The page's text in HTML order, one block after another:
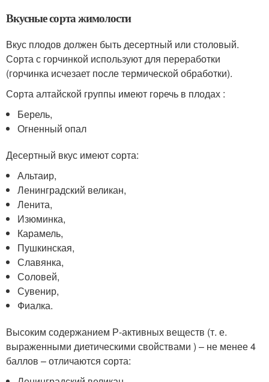
Вкусные сорта жимолости
Вкус плодов должен быть десертный или столовый.
Сорта с горчинкой используют для переработки
(горчинка исчезает после термической обработки).
Сорта алтайской группы имеют горечь в плодах :
Берель,
Огненный опал
Десертный вкус имеют сорта:
Альтаир,
Ленинградский великан,
Ленита,
Изюминка,
Карамель,
Пушкинская,
Славянка,
Соловей,
Сувенир,
Фиалка.
Высоким содержанием Р-активных веществ (т. е.
выраженными диетическими свойствами ) – не менее 4
баллов – отличаются сорта: